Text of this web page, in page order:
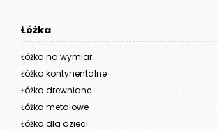
Łóżka
Łóżka na wymiar
Łóżka kontynentalne
Łóżka drewniane
Łóżka metalowe
Łóżka dla dzieci